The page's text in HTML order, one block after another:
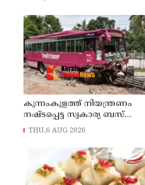
പിടികൂടി; രണ്ട് പേർ അറസ്റ്റിൽ
കുന്നംകുളത്ത് നിയന്ത്രണം
നഷ്ടപ്പെട്ട സ്വകാര്യ ബസ്
മറിഞ്ഞ സംഭവം; മരണം
THU,6 AUG 2026